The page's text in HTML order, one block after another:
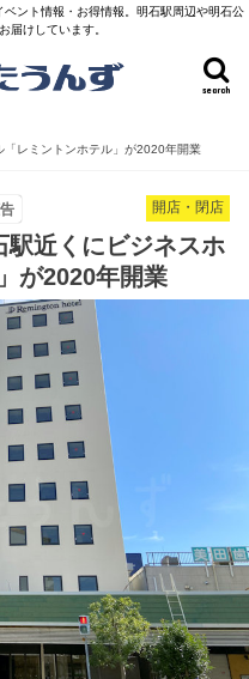
ント情報・お得情報。明石駅周辺や明石公
届けしています。
search
「レミントンホテル」が2020年開業
開店・閉店
駅近くにビジネスホ
が2020年開業